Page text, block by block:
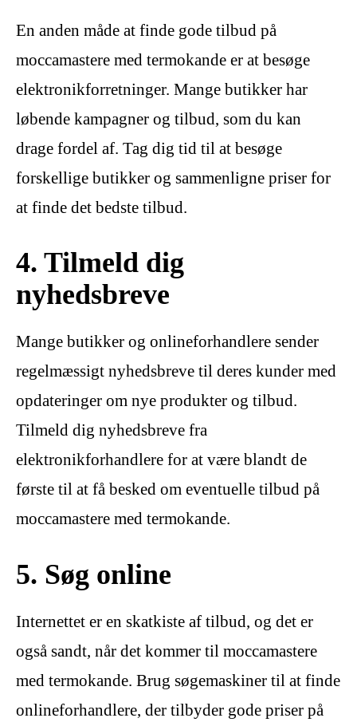
En anden måde at finde gode tilbud på
moccamastere med termokande er at besøge
elektronikforretninger. Mange butikker har
løbende kampagner og tilbud, som du kan
drage fordel af. Tag dig tid til at besøge
forskellige butikker og sammenligne priser for
at finde det bedste tilbud.
4. Tilmeld dig
nyhedsbreve
Mange butikker og onlineforhandlere sender
regelmæssigt nyhedsbreve til deres kunder med
opdateringer om nye produkter og tilbud.
Tilmeld dig nyhedsbreve fra
elektronikforhandlere for at være blandt de
første til at få besked om eventuelle tilbud på
moccamastere med termokande.
5. Søg online
Internettet er en skatkiste af tilbud, og det er
også sandt, når det kommer til moccamastere
med termokande. Brug søgemaskiner til at finde
onlineforhandlere, der tilbyder gode priser på